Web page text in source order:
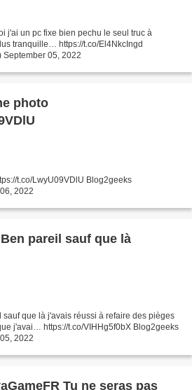
j'ai un pc fixe bien pechu le seul truc à
tranquille… https://t.co/El4NkcIngd
September 05, 2022
photo
t.co/LwyU09VDlU Blog2geeks
2022
pareil sauf que là
que là j'avais réussi à refaire des pièges
j'avai… https://t.co/VIHHg5f0bX Blog2geeks
2022
Tu ne seras pas